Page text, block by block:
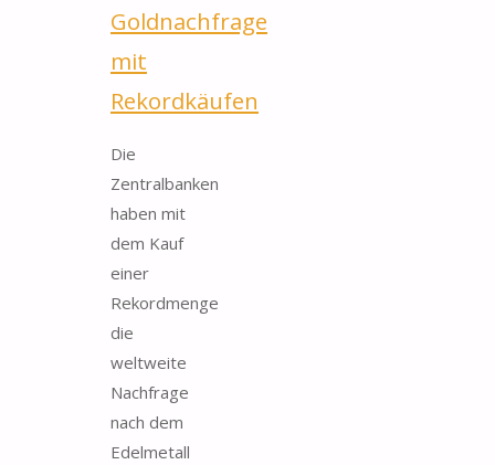
Goldnachfrage
mit
Rekordkäufen
Die
Zentralbanken
haben mit
dem Kauf
einer
Rekordmenge
die
weltweite
Nachfrage
nach dem
Edelmetall